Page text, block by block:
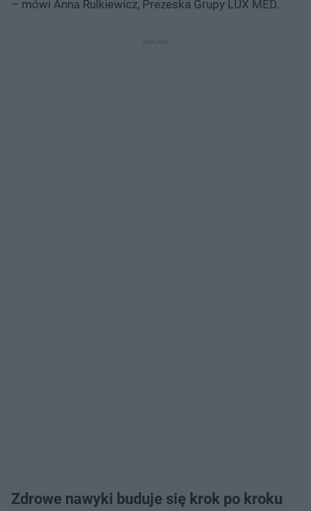
– mówi Anna Rulkiewicz, Prezeska Grupy LUX MED.
Zdrowe nawyki buduje się krok po kroku